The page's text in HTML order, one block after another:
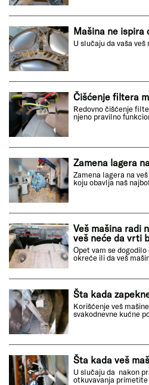
Mašina ne ispira
U slučaju da vaša veš
Čišćenje filtera
Redovno čišćenje
njeno pravilno
Zamena lagera
Zamena lagera na
koju obavlja naš
Veš mašina radi
veš neće da vrti
Opet vam se dogodilo
okreće ili da veš
Šta kada
Korišćenje veš
svakodnevne kućne
Šta kada veš
U slučaju da nakon
otkuvavanja primetite